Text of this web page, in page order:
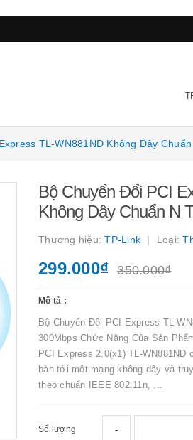
TL-WN881ND Không Dây
Bộ Chuyển Đổi PCI
Không Dây Chuẩn N
Thương hiệu:TP-Link Loại:
299.000₫ 350.000₫
Mô tả :
Bộ Chuyển Đổi PCI Express TL-
300Mbps Chức Năng Của Sản
PCI Express 2.0(x1) TL-
bàn tới một mạng không dây và
theo chuẩn IEEE 802.11n, ...
Số lượng -